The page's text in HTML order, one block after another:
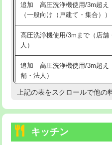
交換・取付（その他部品）
持込商品取付（単水栓）
持込商品取付（混合水栓）
持込商品取付（浄水器・分岐水
持込商品取付（温水洗浄便座）
持込商品取付（普通便座⇔温
給水管工事※（ホール加工)
追加 高圧洗浄機使用/3m超え
（一般向け（戸建て・集合））
高圧洗浄機使用/3mまで（店舗
人）
追加 高圧洗浄機使用/3m超え
舗・法人）
高度高圧洗浄換
トーラー機使用/3mまで
上記の表をスクロールで他の
キッチン